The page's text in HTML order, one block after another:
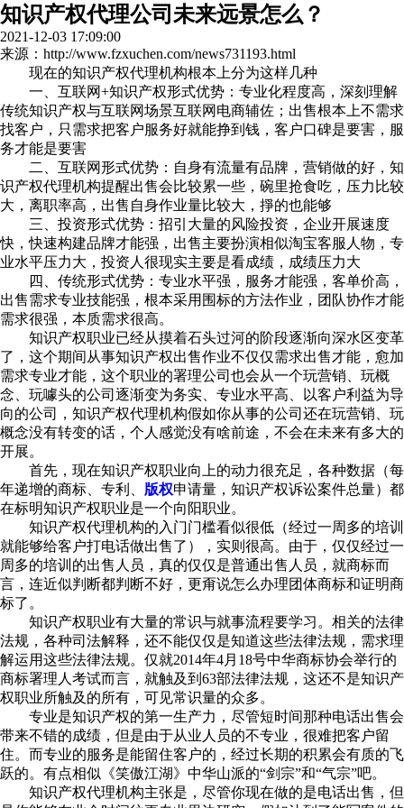
知识产权代理公司未来远景怎么？
2021-12-03 17:09:00
来源：http://www.fzxuchen.com/news731193.html
现在的知识产权代理机构根本上分为这样几种
一、互联网+知识产权形式优势：专业化程度高，深刻理解
传统知识产权与互联网场景互联网电商辅佐；出售根本上不需求
找客户，只需求把客户服务好就能挣到钱，客户口碑是要害，服
务才能是要害
二、互联网形式优势：自身有流量有品牌，营销做的好，知
识产权代理机构提醒出售会比较累一些，碗里抢食吃，压力比较
大，离职率高，出售自身作业量比较大，掙的也能够
三、投资形式优势：招引大量的风险投资，企业开展速度
快，快速构建品牌才能强，出售主要扮演相似淘宝客服人物，专
业水平压力大，投资人很现实主要是看成绩，成绩压力大
四、传统形式优势：专业水平强，服务才能强，客单价高，
出售需求专业技能强，根本采用围标的方法作业，团队协作才能
需求很强，本质需求很高。
知识产权职业已经从摸着石头过河的阶段逐渐向深水区变革
了，这个期间从事知识产权出售作业不仅仅需求出售才能，愈加
需求专业才能，这个职业的署理公司也会从一个玩营销、玩概
念、玩噱头的公司逐渐变为务实、专业水平高、以客户利益为导
向的公司，知识产权代理机构假如你从事的公司还在玩营销、玩
概念没有转变的话，个人感觉没有啥前途，不会在未来有多大的
开展。
首先，现在知识产权职业向上的动力很充足，各种数据（每
年递增的商标、专利、 版权申请量，知识产权诉讼案件总量）都
在标明知识产权职业是一个向阳职业。
知识产权代理机构的入门门槛看似很低（经过一周多的培训
就能够给客户打电话做出售了），实则很高。由于，仅仅经过一
周多的培训的出售人员，真的仅仅是普通出售人员，就商标而
言，连近似判断都判断不好，更甭说怎么办理团体商标和证明商
标了。
知识产权职业有大量的常识与就事流程要学习。相关的法律
法规，各种司法解释，还不能仅仅是知道这些法律法规，需求理
解运用这些法律法规。仅就2014年4月18号中华商标协会举行的
商标署理人考试而言，就触及到63部法律法规，这还不是知识产
权职业所触及的所有，可见常识量的众多。
专业是知识产权的第一生产力，尽管短时间那种电话出售会
带来不错的成绩，但是由于从业人员的不专业，很难把客户留
住。而专业的服务是能留住客户的，经过长期的积累会有质的飞
跃的。有点相似《笑傲江湖》中华山派的“剑宗”和“气宗”吧。
知识产权代理机构主张是，尽管你现在做的是电话出售，但